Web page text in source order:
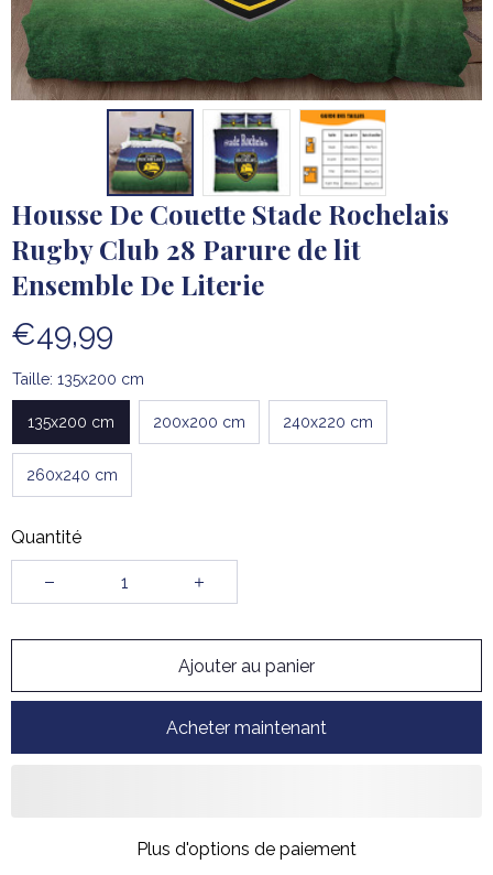
Housse De Couette Stade Rochelais
Rugby Club 28 Parure de lit
Ensemble De Literie
€49,99
Taille: 135x200 cm
135x200 cm 200x200 cm 240x220 cm
260x240 cm
Quantité
Ajouter au panier
Acheter maintenant
Plus d'options de paiement